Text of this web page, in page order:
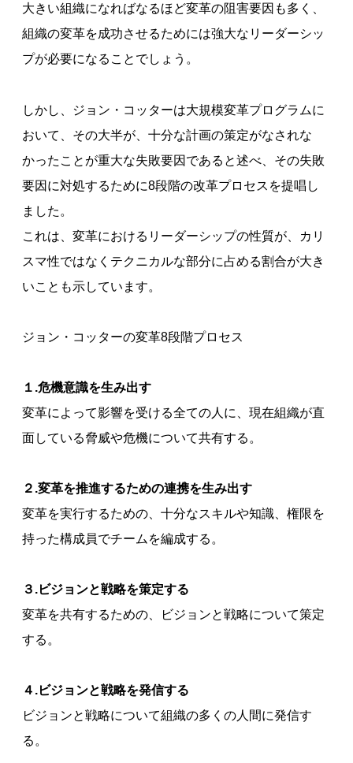
大きい組織になればなるほど変革の阻害要因も多く、
組織の変革を成功させるためには強大なリーダーシッ
プが必要になることでしょう。
しかし、ジョン・コッターは大規模変革プログラムに
おいて、その大半が、十分な計画の策定がなされな
かったことが重大な失敗要因であると述べ、その失敗
要因に対処するために8段階の改革プロセスを提唱し
ました。
これは、変革におけるリーダーシップの性質が、カリ
スマ性ではなくテクニカルな部分に占める割合が大き
いことも示しています。
ジョン・コッターの変革8段階プロセス
１.危機意識を生み出す
変革によって影響を受ける全ての人に、現在組織が直
面している脅威や危機について共有する。
２.変革を推進するための連携を生み出す
変革を実行するための、十分なスキルや知識、権限を
持った構成員でチームを編成する。
３.ビジョンと戦略を策定する
変革を共有するための、ビジョンと戦略について策定
する。
４.ビジョンと戦略を発信する
ビジョンと戦略について組織の多くの人間に発信す
る。